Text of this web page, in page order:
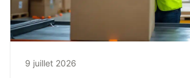
9 juillet 2026